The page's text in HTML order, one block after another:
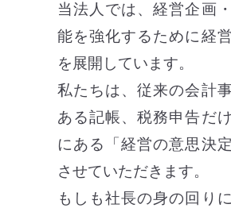
当法人では、経営企画
能を強化するために経
を展開しています。
私たちは、従来の会計
ある記帳、税務申告だ
にある「経営の意思決
させていただきます。
もしも社長の身の回り